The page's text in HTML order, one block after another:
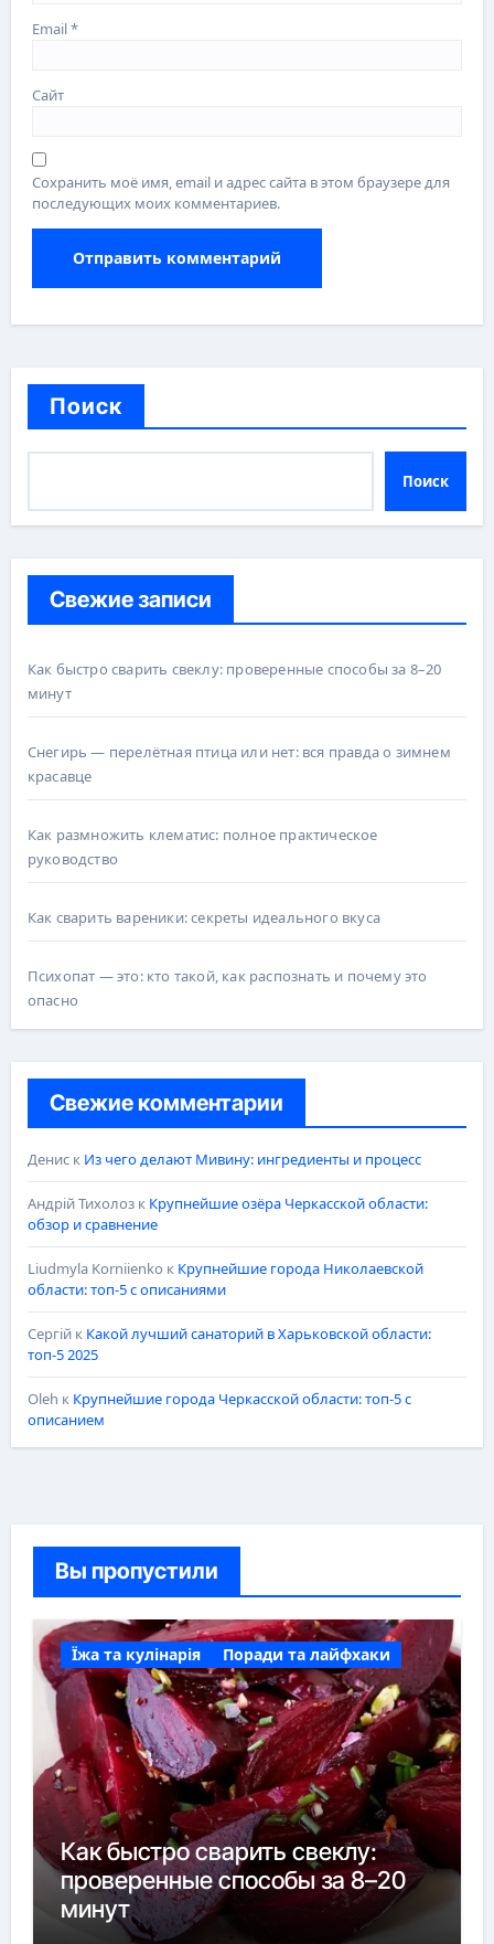
Email*
Сайт
Сохранить моё имя, email и адрес сайта в этом браузере для
последующих моих комментариев.
Поиск
Поиск
Свежие записи
Как быстро сварить свеклу: проверенные способы за 8–20
минут
Снегирь — перелётная птица или нет: вся правда о зимнем
красавце
Как размножить клематис: полное практическое
руководство
Как сварить вареники: секреты идеального вкуса
Психопат — это: кто такой, как распознать и почему это
опасно
Свежие комментарии
Дениск Из чего делают Мивину: ингредиенты и процесс
Андрій Тихолозк Крупнейшие озёра Черкасской области:
обзор и сравнение
Liudmyla Korniienko к Крупнейшие города Николаевской
области: топ-5 с описаниями
Сергійк Какой лучший санаторий в Харьковской области:
топ-5 2025
Oleh к Крупнейшие города Черкасской области: топ-5 с
описанием
Вы пропустили
Їжа та кулінарія Поради та лайфхаки
Как быстро сварить свеклу:
проверенные способы за 8–20
минут